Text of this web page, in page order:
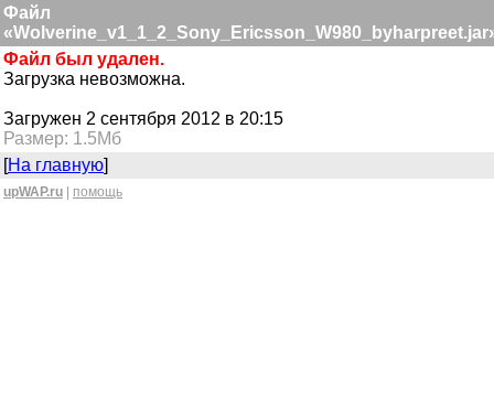
Файл
Файл был удален.
Загрузка невозможна.
Загружен 2 сентября 2012 в 20:15
Размер: 1.5Мб
[На главную]
upWAP.ru помощь